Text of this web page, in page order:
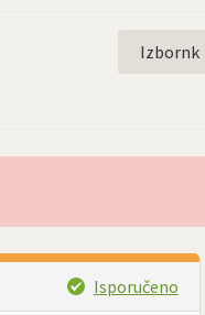
Izbornk
Isporučeno